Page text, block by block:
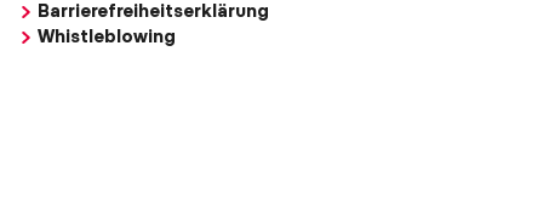
Barrierefreiheitserklärung
Whistleblowing